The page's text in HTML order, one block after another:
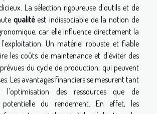
La sélection rigoureuse d'outils et de
qualitéest indissociable de la notion de
car elle influence directement la
Un matériel robuste et fiable
les coûts de maintenance et d'éviter des
du cycle de production, qui peuvent
Les avantages financiers se mesurent tant
des ressources que de
potentielle du rendement. En effet, les